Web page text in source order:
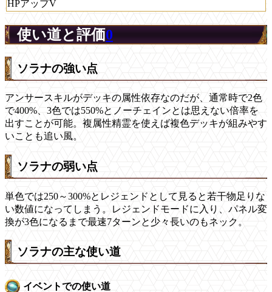
HPアップV
使い道と評価0
ソラナの強い点
アンサースキルがデッキの属性依存なのだが、通常時で2色
で400%、3色では550%とノーチェインとは思えない倍率を
出すことが可能。複属性精霊を使えば複色デッキが組みやす
いことも追い風。
ソラナの弱い点
単色では250～300%とレジェンドとして見ると若干物足りな
い数値になってしまう。レジェンドモードに入り、パネル変
換が3色になるまで最速7ターンと少々長いのもネック。
ソラナの主な使い道
イベントでの使い道